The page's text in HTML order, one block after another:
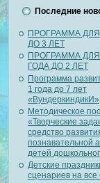
Последние
ПРОГРАММА ДЛЯ
ДО 3 ЛЕТ
ПРОГРАММА
ГОДА ДО 2 ЛЕТ
Программа
1 года до 7 лет
«ВундеркиндикИ»
Методическое
«Творческие
средство
познавательной
детей
Детские
сценариев на